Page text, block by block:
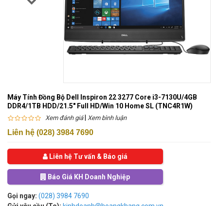
Máy Tính Đồng Bộ Dell Inspiron 22 3277 Core i3-7130U/4GB
DDR4/1TB HDD/21.5" Full HD/Win 10 Home SL (TNC4R1W)
Xem đánh giá| Xem bình luận
Liên hệ (028) 3984 7690
Liên hệ Tư vấn & Báo giá
Báo Giá KH Doanh Nghiệp
Gọi ngay: (028) 3984 7690